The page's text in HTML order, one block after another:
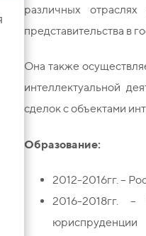
различных
представительства в
Она также
интеллектуальной
сделок с объектами
Образование:
2012-2016гг. –
2016-2018гг. –
юриспруденции